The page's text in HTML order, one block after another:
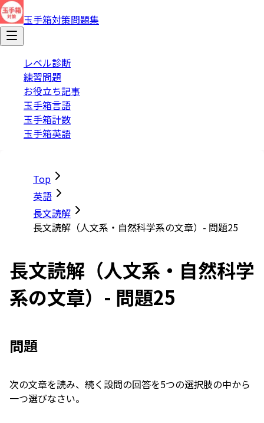
玉手箱対策問題集
レベル診断
練習問題
お役立ち記事
玉手箱言語
玉手箱計数
玉手箱英語
Top
英語
長文読解
長文読解（人文系・自然科学系の文章）- 問題25
長文読解（人文系・自然科学
系の文章）- 問題25
問題
次の文章を読み、続く設問の回答を5つの選択肢の中から
一つ選びなさい。